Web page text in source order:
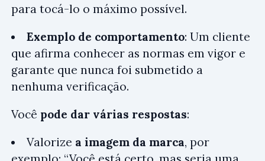
para tocá-lo o máximo possível.
Exemplo de comportamento: Um cliente
que afirma conhecer as normas em vigor e
garante que nunca foi submetido a
nenhuma verificação.
Você pode dar várias respostas:
Valorize a imagem da marca, por